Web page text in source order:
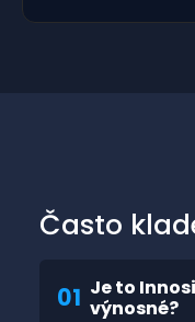
Často
01 Je to
výnosné?